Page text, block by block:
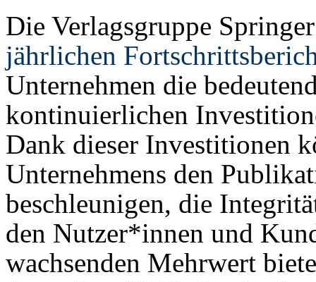
Die Verlagsgruppe
jährlichen
Unternehmen die
kontinuierlichen
Dank dieser Investitionen
Unternehmens den
beschleunigen, die
den Nutzer*innen und
wachsenden Mehrwert